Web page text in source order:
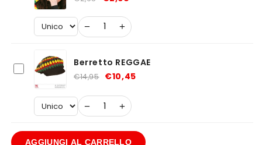
− +
Berretto REGGAE
€14,95 €10,45
− +
AGGIUNGI AL CARRELLO